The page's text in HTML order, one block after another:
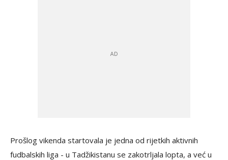
Prošlog vikenda startovala je jedna od rijetkih aktivnih
fudbalskih liga - u Tadžikistanu se zakotrljala lopta, a već u